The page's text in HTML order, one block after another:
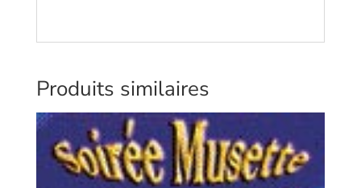
Produits similaires